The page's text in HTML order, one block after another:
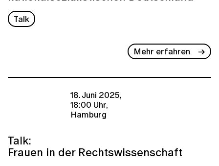
Talk
Mehr erfahren
18. Juni 2025,
18:00 Uhr,
Hamburg
Talk:
Frauen in der Rechtswissenschaft